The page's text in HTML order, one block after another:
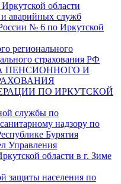
области
аварийных служб
№ 6 по Иркутской
регионального
страхования РФ
ПЕНСИОННОГО И
ПО ИРКУТСКОЙ
службы по
надзору по
Бурятия
Управления
области в г. Зиме
защиты населения по